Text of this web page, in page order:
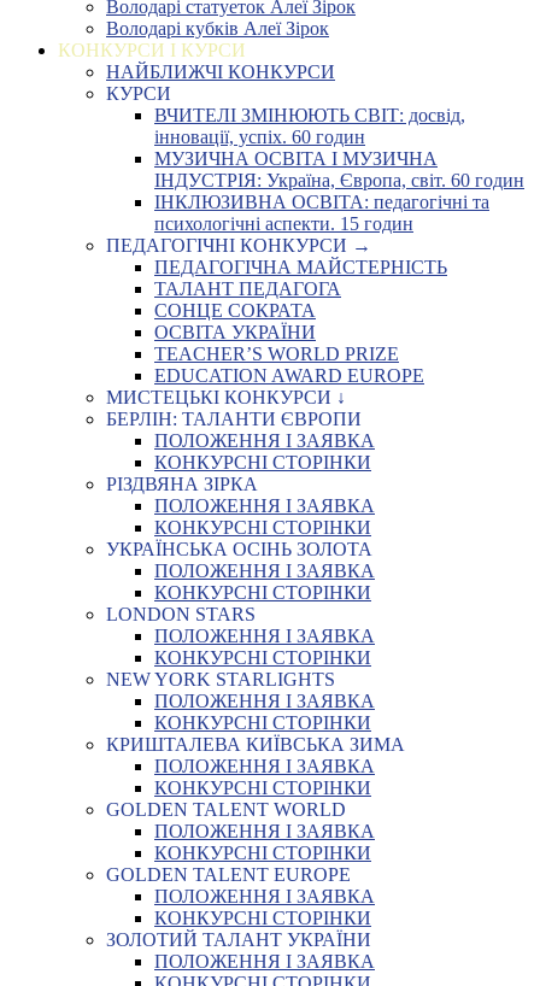
Володарі статуеток Алеї Зірок
Володарі кубків Алеї Зірок
КОНКУРСИ І КУРСИ
НАЙБЛИЖЧІ КОНКУРСИ
КУРСИ
ВЧИТЕЛІ ЗМІНЮЮТЬ СВІТ: досвід,
інновації, успіх. 60 годин
МУЗИЧНА ОСВІТА І МУЗИЧНА
ІНДУСТРІЯ: Україна, Європа, світ. 60 годин
ІНКЛЮЗИВНА ОСВІТА: педагогічні та
психологічні аспекти. 15 годин
ПЕДАГОГІЧНІ КОНКУРСИ →
ПЕДАГОГІЧНА МАЙСТЕРНІСТЬ
ТАЛАНТ ПЕДАГОГА
СОНЦЕ СОКРАТА
ОСВІТА УКРАЇНИ
TEACHER’S WORLD PRIZE
EDUCATION AWARD EUROPE
МИСТЕЦЬКІ КОНКУРСИ ↓
БЕРЛІН: ТАЛАНТИ ЄВРОПИ
ПОЛОЖЕННЯ І ЗАЯВКА
КОНКУРСНІ СТОРІНКИ
РІЗДВЯНА ЗІРКА
ПОЛОЖЕННЯ І ЗАЯВКА
КОНКУРСНІ СТОРІНКИ
УКРАЇНСЬКА ОСІНЬ ЗОЛОТА
ПОЛОЖЕННЯ І ЗАЯВКА
КОНКУРСНІ СТОРІНКИ
LONDON STARS
ПОЛОЖЕННЯ І ЗАЯВКА
КОНКУРСНІ СТОРІНКИ
NEW YORK STARLIGHTS
ПОЛОЖЕННЯ І ЗАЯВКА
КОНКУРСНІ СТОРІНКИ
КРИШТАЛЕВА КИЇВСЬКА ЗИМА
ПОЛОЖЕННЯ І ЗАЯВКА
КОНКУРСНІ СТОРІНКИ
GOLDEN TALENT WORLD
ПОЛОЖЕННЯ І ЗАЯВКА
КОНКУРСНІ СТОРІНКИ
GOLDEN TALENT EUROPE
ПОЛОЖЕННЯ І ЗАЯВКА
КОНКУРСНІ СТОРІНКИ
ЗОЛОТИЙ ТАЛАНТ УКРАЇНИ
ПОЛОЖЕННЯ І ЗАЯВКА